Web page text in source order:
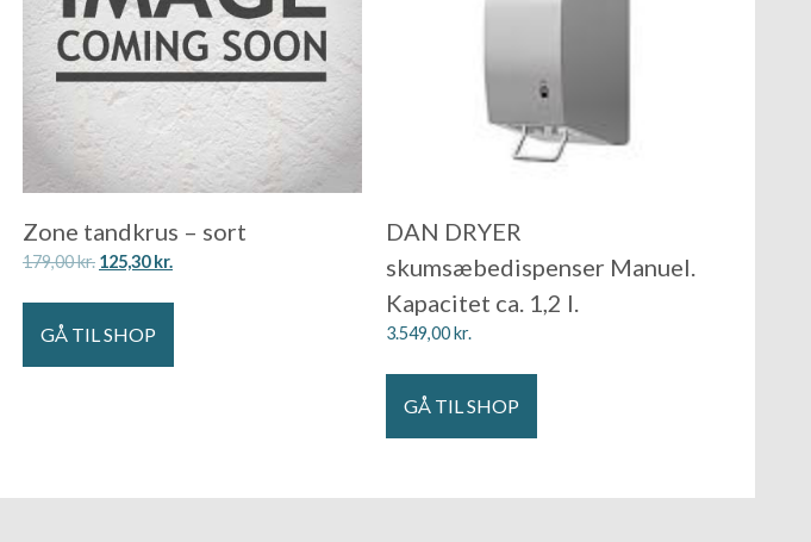
Zone tandkrus – sort
179,00kr. 125,30kr.
GÅ TIL SHOP
DAN DRYER
skumsæbedispenser Manuel.
Kapacitet ca. 1,2 l.
3.549,00kr.
GÅ TIL SHOP